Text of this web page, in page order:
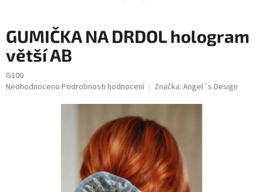
GUMIČKA NA DRDOL hologram
větší AB
G100
Průměrné
Neohodnoceno Podrobnosti hodnocení Značka: Angel´s Design